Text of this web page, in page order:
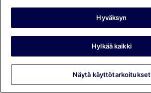
Listaa majoituspaikkasi
Kumppanuudet
Hyväksyn
Hylkää kaikki
Näytä käyttötarkoitukset